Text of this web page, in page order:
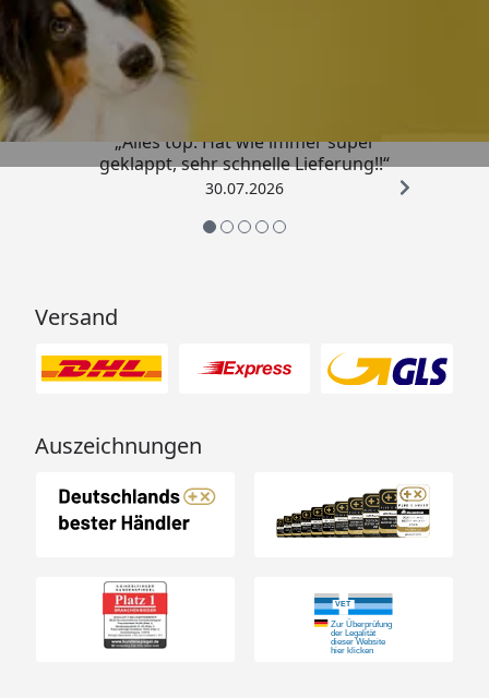
Trusted Shops
„Alles top. Hat wie immer super
geklappt, sehr schnelle Lieferung!!“
30.07.2026
Versand
Auszeichnungen